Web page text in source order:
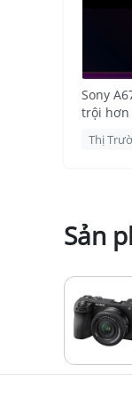
Sony
trội hơn
Thị
Sản